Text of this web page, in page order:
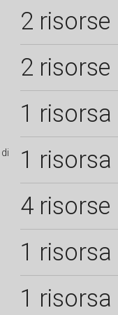
2 risorse
2 risorse
1 risorsa
di 1 risorsa
4 risorse
1 risorsa
1 risorsa